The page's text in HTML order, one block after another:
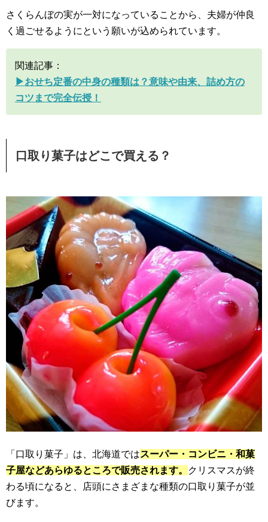
さくらんぼの実が一対になっていることから、夫婦が仲良
く過ごせるようにという願いが込められています。
関連記事：
▶︎おせち定番の中身の種類は？意味や由来、詰め方の
コツまで完全伝授！
口取り菓子はどこで買える？
「口取り菓子」は、北海道ではスーパー・コンビニ・和菓
子屋などあらゆるところで販売されます。
クリスマスが終
わる頃になると、店頭にさまざまな種類の口取り菓子が並
びます。